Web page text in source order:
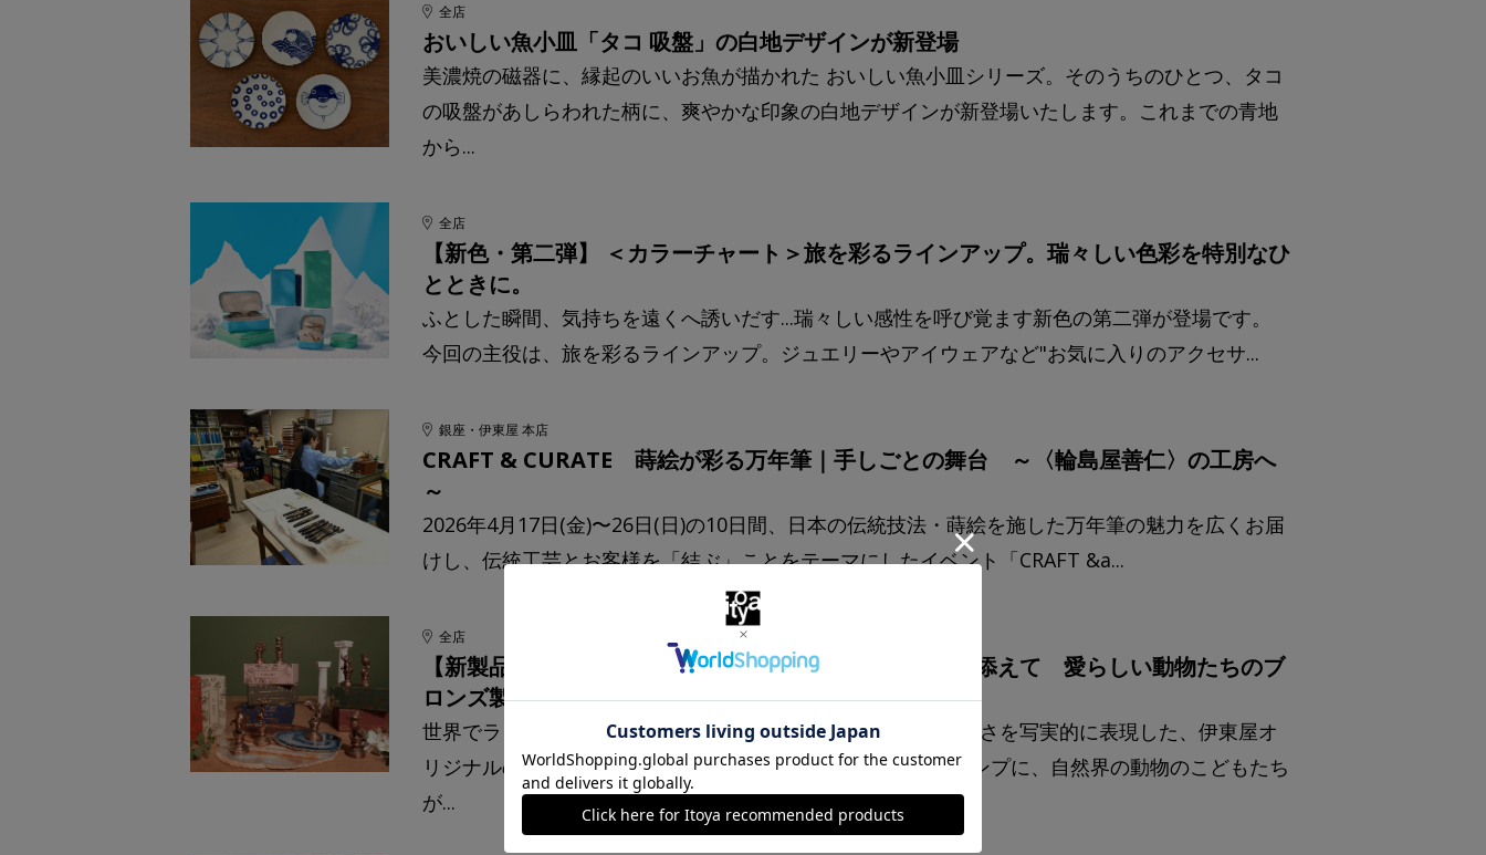
全店
おいしい魚小皿「タコ 吸盤」の白地デザインが新登場
美濃焼の磁器に、縁起のいいお魚が描かれた おいしい魚小皿シリーズ。そのうちのひとつ、タコ
の吸盤があしらわれた柄に、爽やかな印象の白地デザインが新登場いたします。これまでの青地
から...
全店
【新色・第二弾】 ＜カラーチャート＞旅を彩るラインアップ。瑞々しい色彩を特別なひ
とときに。
ふとした瞬間、気持ちを遠くへ誘いだす...瑞々しい感性を呼び覚ます新色の第二弾が登場です。
今回の主役は、旅を彩るラインアップ。ジュエリーやアイウェアなど"お気に入りのアクセサ...
銀座・伊東屋 本店
CRAFT & CURATE 蒔絵が彩る万年筆｜手しごとの舞台 ～〈輪島屋善仁〉の工房へ
～
2026年4月17日(金)〜26日(日)の10日間、日本の伝統技法・蒔絵を施した万年筆の魅力を広くお届
けし、伝統工芸とお客様を「結ぶ」ことをテーマにしたイベント「CRAFT &a...
全店
【新製品】大切な方へのメッセージに幸せを願う想いを添えて 愛らしい動物たちのブ
ロンズ製シーリングスタンプ〈アニマリエ〉
世界でラッキーモチーフとして愛されている動物と自然の美しさを写実的に表現した、伊東屋オ
リジナルのシーリングスタンプ〈アニマリエ〉。8種類のスタンプに、自然界の動物のこどもたち
が...